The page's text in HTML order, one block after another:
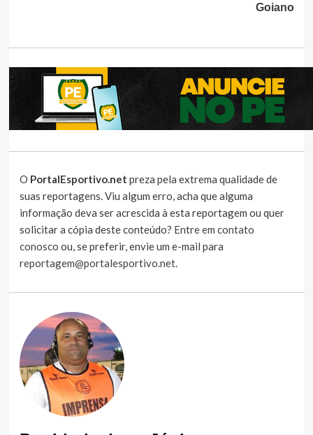
Goiano
O PortalEsportivo.net preza pela extrema qualidade de
suas reportagens. Viu algum erro, acha que alguma
informação deva ser acrescida à esta reportagem ou quer
solicitar a cópia deste conteúdo? Entre em contato
conosco ou, se preferir, envie um e-mail para
reportagem@portalesportivo.net.